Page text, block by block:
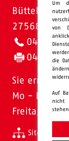
Bütteler
27568
0471 -
0471 -
Sie erreichen
Mo - Do:
Freitags
Sitemap
Um
von
die
Auf
nicht